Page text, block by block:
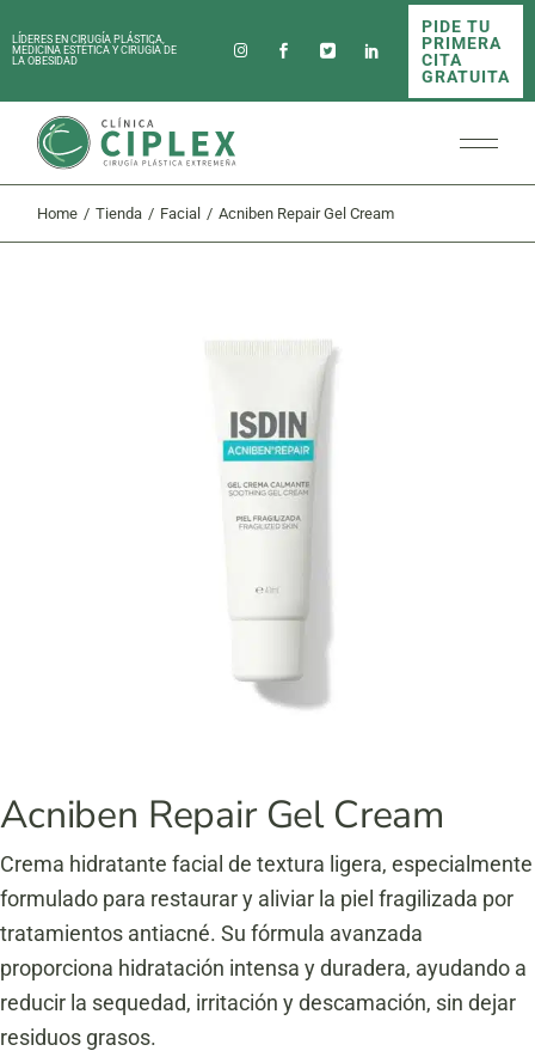
to
theLÍDERES EN CIRUGÍA PLÁSTICA,
MEDICINA ESTÉTICA Y CIRUGÍA DE
LA OBESIDAD
PIDE TU
PRIMERA
CITA
GRATUITA
Home Tienda Facial Acniben Repair Gel Cream
Acniben Repair Gel Cream
Crema hidratante facial de textura ligera, especialmente
formulado para restaurar y aliviar la piel fragilizada por
tratamientos antiacné. Su fórmula avanzada
proporciona hidratación intensa y duradera, ayudando a
reducir la sequedad, irritación y descamación, sin dejar
residuos grasos.